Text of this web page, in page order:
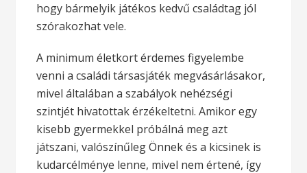
hogy bármelyik játékos kedvű családtag jól
szórakozhat vele.
A minimum életkort érdemes figyelembe
venni a családi társasjáték megvásárlásakor,
mivel általában a szabályok nehézségi
szintjét hivatottak érzékeltetni. Amikor egy
kisebb gyermekkel próbálná meg azt
játszani, valószínűleg Önnek és a kicsinek is
kudarcélménye lenne, mivel nem értené, így